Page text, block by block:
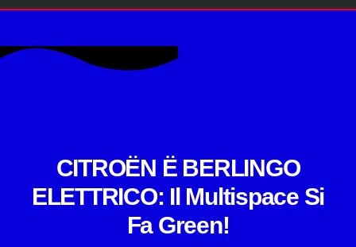
CITROËN Ë BERLINGO
ELETTRICO: Il Multispace Si
Fa Green!